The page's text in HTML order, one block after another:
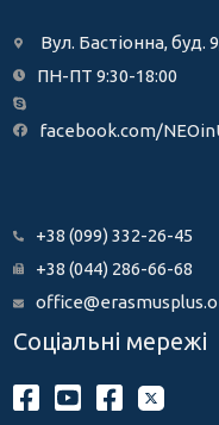
Вул. Бастіонна, буд.
ПН-ПТ 9:30-18:00
facebook.com/
+38 (099) 332-26-45
+38 (044) 286-66-68
Соціальні мережі